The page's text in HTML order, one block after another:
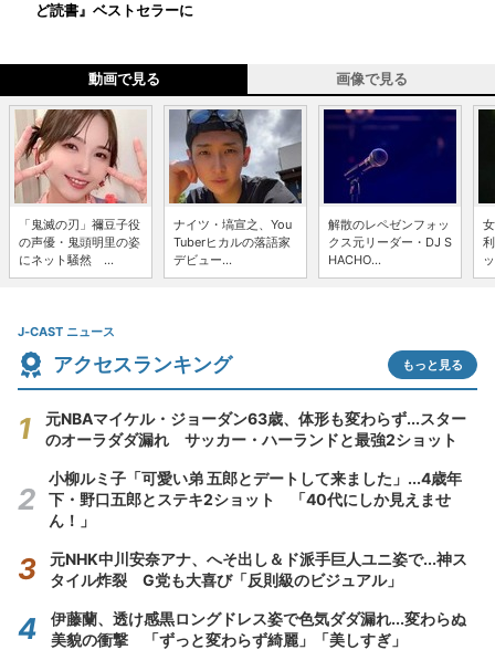
ど読書』ベストセラーに
動画で見る 画像で見る
「鬼滅の刃」禰豆子役
の声優・鬼頭明里の姿
にネット騒然 ...
ナイツ・塙宣之、You
Tuberヒカルの落語家
デビュー...
解散のレペゼンフォッ
クス元リーダー・DJ S
HACHO...
J-CAST ニュース
アクセスランキング もっと見る
元NBAマイケル・ジョーダン63歳、体形も変わらず...スター
のオーラダダ漏れ サッカー・ハーランドと最強2ショット
小柳ルミ子「可愛い弟 五郎とデートして来ました」...4歳年
下・野口五郎とステキ2ショット 「40代にしか見えませ
ん！」
元NHK中川安奈アナ、へそ出し＆ド派手巨人ユニ姿で...神ス
タイル炸裂 G党も大喜び「反則級のビジュアル」
伊藤蘭、透け感黒ロングドレス姿で色気ダダ漏れ...変わらぬ
美貌の衝撃 「ずっと変わらず綺麗」「美しすぎ」